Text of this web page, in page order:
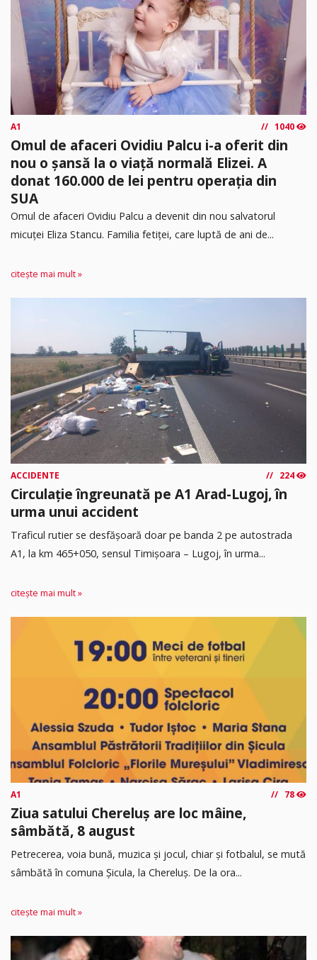
A1 1040
Omul de afaceri Ovidiu Palcu i-a oferit din
nou o șansă la o viață normală Elizei. A
donat 160.000 de lei pentru operația din
SUA
Omul de afaceri Ovidiu Palcu a devenit din nou salvatorul
micuței Eliza Stancu. Familia fetiței, care luptă de ani de...
citește mai mult »
ACCIDENTE 224
Circulație îngreunată pe A1 Arad-Lugoj, în
urma unui accident
Traficul rutier se desfășoară doar pe banda 2 pe autostrada
A1, la km 465+050, sensul Timişoara – Lugoj, în urma...
citește mai mult »
A1 78
Ziua satului Chereluș are loc mâine,
sâmbătă, 8 august
Petrecerea, voia bună, muzica și jocul, chiar și fotbalul, se mută
sâmbătă în comuna Șicula, la Chereluș. De la ora...
citește mai mult »